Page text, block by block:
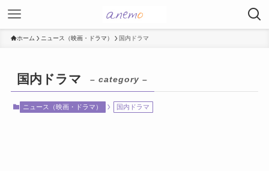
ホーム ニュース（映画・ドラマ） 国内ドラマ
国内ドラマ – category –
ニュース（映画・ドラマ） 国内ドラマ